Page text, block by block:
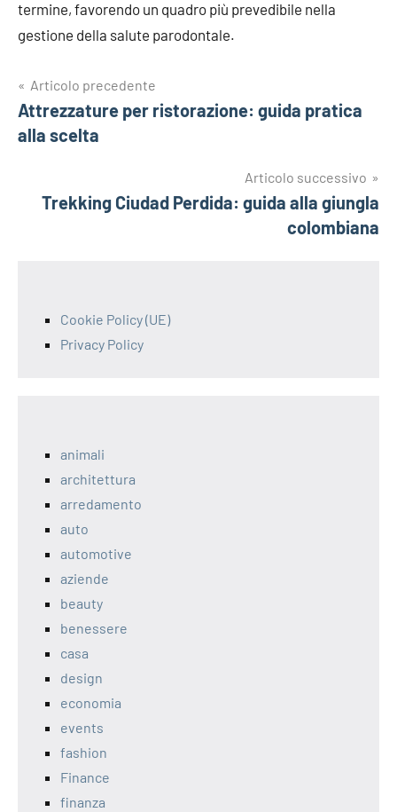
termine, favorendo un quadro più prevedibile nella
gestione della salute parodontale.
Navigazione
articoli
Articolo precedente
Attrezzature per ristorazione: guida pratica
alla scelta
Articolo successivo
Trekking Ciudad Perdida: guida alla giungla
colombiana
Cookie Policy (UE)
Privacy Policy
animali
architettura
arredamento
auto
automotive
aziende
beauty
benessere
casa
design
economia
events
fashion
Finance
finanza